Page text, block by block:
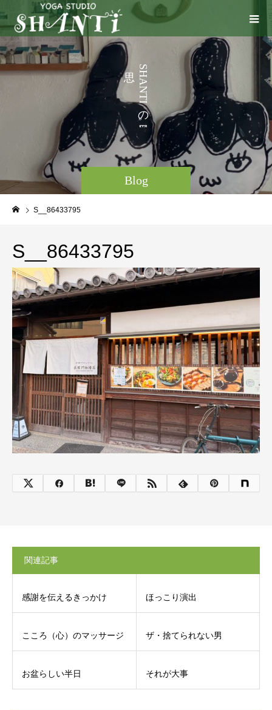
Blog
S
H
A
N
T
I
の
。
う
こ
S__86433795
S__86433795
関連記事
感謝を伝えるきっかけ ほっこり演出
こころ（心）のマッサージ ザ・捨てられない男
お盆らしい半日 それが大事